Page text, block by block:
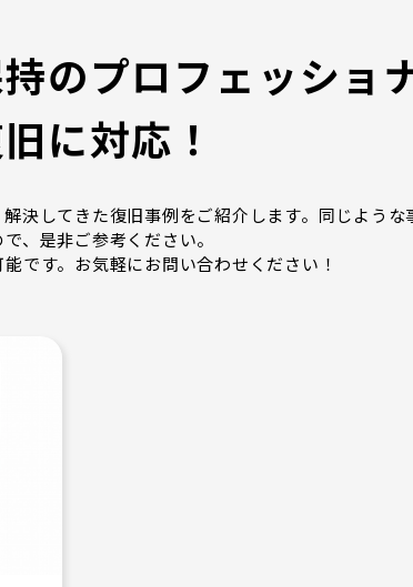
のプロフェッショ
に対応！
決してきた復旧事例をご紹介します。同じような
、是非ご参考ください。
です。お気軽にお問い合わせください！